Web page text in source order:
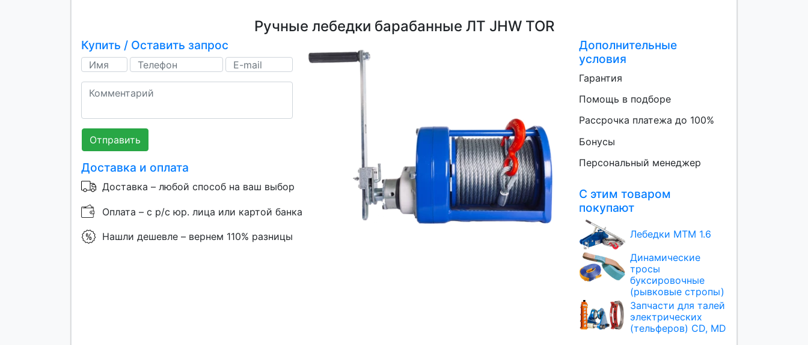
Ручные лебедки барабанные ЛТ JHW TOR
Купить / Оставить запрос
Отправить
Доставка и оплата
Доставка – любой способ на ваш выбор
Оплата – с р/с юр. лица или картой банка
Нашли дешевле – вернем 110% разницы
Дополнительные
условия
Гарантия
Помощь в подборе
Рассрочка платежа до 100%
Бонусы
Персональный менеджер
С этим товаром
покупают
Лебедки МТМ 1.6
Динамические
тросы
буксировочные
(рывковые стропы)
Запчасти для талей
электрических
(тельферов) CD, MD